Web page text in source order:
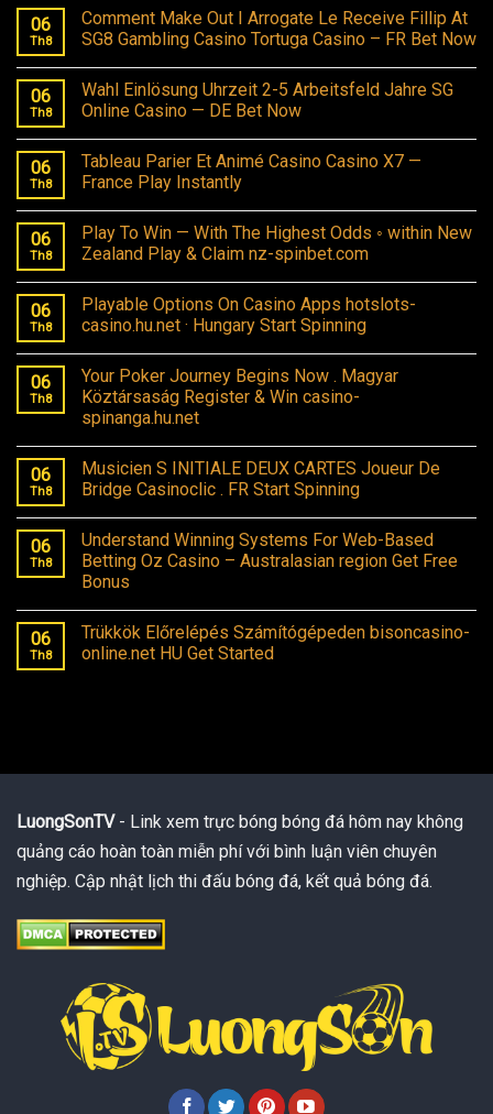
06
Th8
Comment Make Out I Arrogate Le Receive Fillip At
SG8 Gambling Casino Tortuga Casino – FR Bet Now
06
Th8
Wahl Einlösung Uhrzeit 2-5 Arbeitsfeld Jahre SG
Online Casino — DE Bet Now
06
Th8
Tableau Parier Et Animé Casino Casino X7 —
France Play Instantly
06
Th8
Play To Win — With The Highest Odds ◦ within New
Zealand Play & Claim nz-spinbet.com
06
Th8
Playable Options On Casino Apps hotslots-
casino.hu.net · Hungary Start Spinning
06
Th8
Your Poker Journey Begins Now . Magyar
Köztársaság Register & Win casino-
spinanga.hu.net
06
Th8
Musicien S INITIALE DEUX CARTES Joueur De
Bridge Casinoclic . FR Start Spinning
06
Th8
Understand Winning Systems For Web-Based
Betting Oz Casino – Australasian region Get Free
Bonus
06
Th8
Trükkök Előrelépés Számítógépeden bisoncasino-
online.net HU Get Started
LuongSonTV- Link xem trực bóng bóng đá hôm nay không
quảng cáo hoàn toàn miễn phí với bình luận viên chuyên
nghiệp. Cập nhật lịch thi đấu bóng đá, kết quả bóng đá.